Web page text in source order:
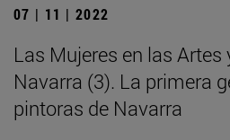
07 | 11 | 2022
Las Mujeres en las Artes
Navarra (3). La primera
pintoras de Navarra